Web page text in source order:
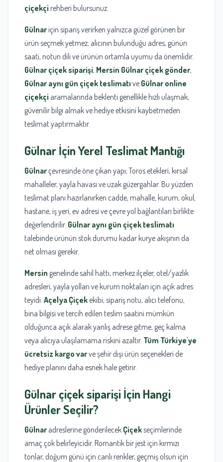
çiçekçi rehberi bulursunuz.
Gülnar için sipariş verirken yalnızca güzel görünen bir
ürün seçmek yetmez; alıcının bulunduğu adres, günün
saati, notun dili ve ürünün ortamla uyumu da önemlidir.
Gülnar çiçek siparişi, Mersin Gülnar çiçek gönder,
Gülnar aynı gün çiçek teslimatı ve Gülnar online
çiçekçi aramalarında beklenti genellikle hızlı ulaşmak,
güvenilir bilgi almak ve hediye etkisini kaybetmeden
teslimat yaptırmaktır.
Gülnarİçin Yerel Teslimat Mantığı
Gülnar çevresinde öne çıkan yapı; Toros etekleri, kırsal
mahalleler, yayla havası ve uzak güzergahlar. Bu yüzden
teslimat planı hazırlanırken cadde, mahalle, kurum, okul,
hastane, iş yeri, ev adresi ve çevre yol bağlantıları birlikte
değerlendirilir. Gülnar aynı gün çiçek teslimatı
talebinde ürünün stok durumu kadar kurye akışının da
net olması gerekir.
Mersin genelinde sahil hattı, merkez ilçeler, otel/yazlık
adresleri, yayla yolları ve kurum noktaları için açık adres
teyidi. Açelya Çiçek ekibi, sipariş notu, alıcı telefonu,
bina bilgisi ve tercih edilen teslim saatini mümkün
olduğunca açık alarak yanlış adrese gitme, geç kalma
veya alıcıya ulaşılamama riskini azaltır. Tüm Türkiye'ye
ücretsiz kargo varve şehir dışı ürün seçenekleri de
hediye planını daha esnek hale getirir.
Gülnarçiçek siparişi İçin Hangi
Ürünler Seçilir?
Gülnar adreslerine gönderilecek Çiçekseçimlerinde
amaç çok belirleyicidir. Romantik bir jest için kırmızı
tonlar, doğum günü için canlı renkler, geçmiş olsun için